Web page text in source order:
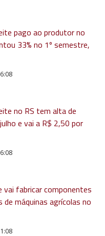
pago ao produtor no
33% no 1º semestre,
no RS tem alta de
e vai a R$ 2,50 por
vai fabricar componentes
de máquinas agrícolas no